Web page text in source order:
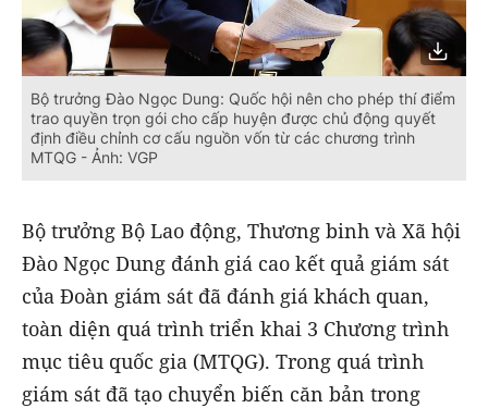
Bộ trưởng Đào Ngọc Dung: Quốc hội nên cho phép thí điểm
trao quyền trọn gói cho cấp huyện được chủ động quyết
định điều chỉnh cơ cấu nguồn vốn từ các chương trình
MTQG - Ảnh: VGP
Bộ trưởng Bộ Lao động, Thương binh và Xã hội
Đào Ngọc Dung đánh giá cao kết quả giám sát
của Đoàn giám sát đã đánh giá khách quan,
toàn diện quá trình triển khai 3 Chương trình
mục tiêu quốc gia (MTQG). Trong quá trình
giám sát đã tạo chuyển biến căn bản trong